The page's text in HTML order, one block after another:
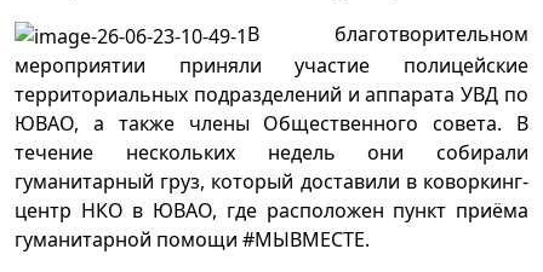
В благотворительном
мероприятии приняли участие полицейские
территориальных подразделений и аппарата УВД по
ЮВАО, а также члены Общественного совета. В
течение нескольких недель они собирали
гуманитарный груз, который доставили в коворкинг-
центр НКО в ЮВАО, где расположен пункт приёма
гуманитарной помощи #МЫВМЕСТЕ.